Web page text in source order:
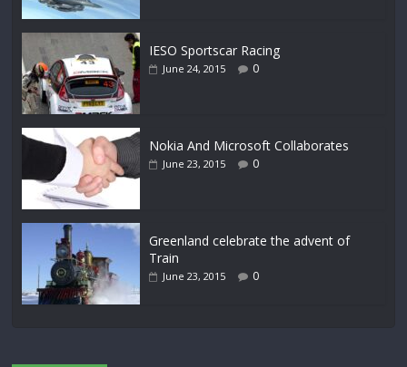
IESO Sportscar Racing
June 24, 2015 0
Nokia And Microsoft Collaborates
June 23, 2015 0
Greenland celebrate the advent of
Train
June 23, 2015 0